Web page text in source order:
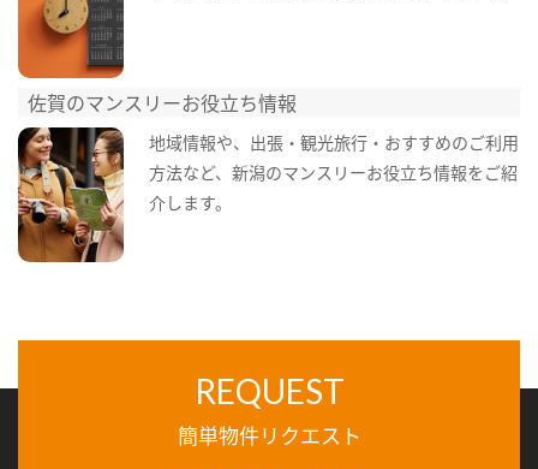
佐賀のマンスリーお役立ち情報
地域情報や、出張・観光旅行・おすすめのご利用
方法など、新潟のマンスリーお役立ち情報をご紹
介します。
REQUEST
簡単物件リクエスト